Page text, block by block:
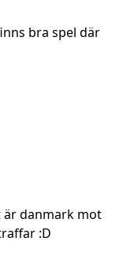
bra spel där
är danmark mot
:D